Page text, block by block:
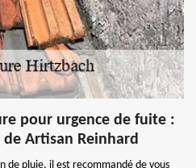
pour urgence de fuite :
Artisan Reinhard
de pluie, il est recommandé de vous